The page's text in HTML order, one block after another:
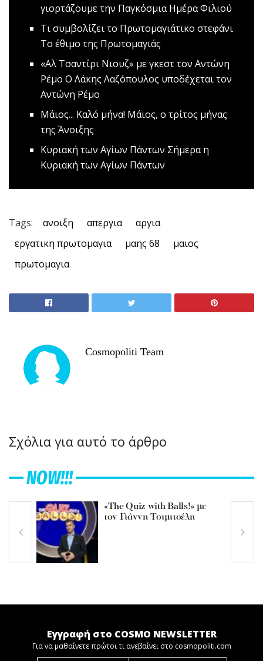
γιορτάζουμε την Παγκόσμια Ημέρα Φιλιού
Tι συμβολίζει το Πρωτομαγιάτικο στεφάνι
Το έθιμο της Πρωτομαγιάς
«Αλ Τσαντίρι Νιουζ» με γκεστ τον Αντώνη
Ρέμο Ο Λάκης Λαζόπουλος υποδέχεται τον
Αντώνη Ρέμο
Μάιος... Καλό μήνα! Μάιος, ο τρίτος μήνας
της Άνοιξης
Κυριακή των Αγίων Πάντων Σήμερα η
Κυριακή των Αγίων Πάντων
Tags: ανοιξη απεργια
αργια
εργατικη πρωτομαγια
μαης 68
μαιος
πρωτομαγια
Cosmopoliti Team
Σχόλια για αυτό το άρθρο
NOW!!!
«The Quiz with Balls!» με
τον Γιάννη Τσιμιτσέλη
Εγγραφή στο COSMO NEWSLETTER
Για να μαθαίνετε πρώτοι τι ανεβαίνει στο cosmopoliti.com